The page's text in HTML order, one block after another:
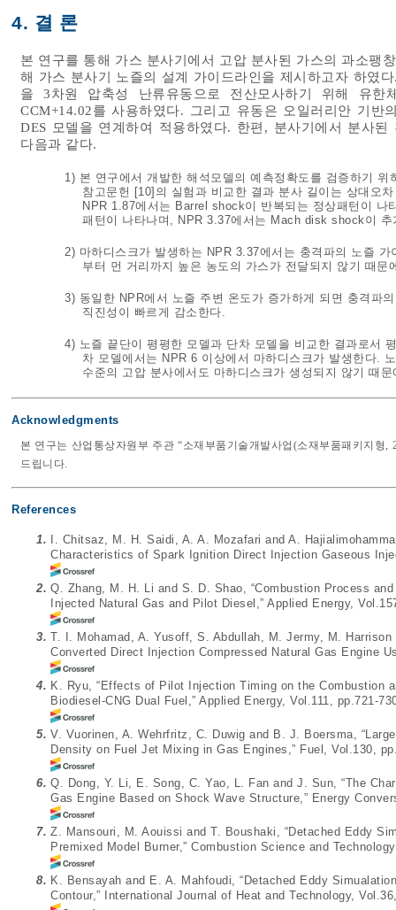
4. 결 론
본 연구를 통해 가스 분사기에서 고압 분사된 가스의 과소팽
해 가스 분사기 노즐의 설계 가이드라인을 제시하고자 하였
을 3차원 압축성 난류유동으로 전산모사하기 위해 유한
CCM+14.02를 사용하였다. 그리고 유동은 오일러리안 기반
DES 모델을 연계하여 적용하였다. 한편, 분사기에서 분사
다음과 같다.
1) 본 연구에서 개발한 해석모델의 예측정확도를 검증하기
참고문헌 [10]의 실험과 비교한 결과 분사 길이는 상대오
NPR 1.87에서는 Barrel shock이 반복되는 정상패턴이
패턴이 나타나며, NPR 3.37에서는 Mach disk shock이
2) 마하디스크가 발생하는 NPR 3.37에서는 충격파의 노즐
부터 먼 거리까지 높은 농도의 가스가 전달되지 않기 때문
3) 동일한 NPR에서 노즐 주변 온도가 증가하게 되면 충격파
직진성이 빠르게 감소한다.
4) 노즐 끝단이 평평한 모델과 단차 모델을 비교한 결과로서
차 모델에서는 NPR 6 이상에서 마하디스크가 발생한다.
수준의 고압 분사에서도 마하디스크가 생성되지 않기 때
Acknowledgments
본 연구는 산업통상자원부 주관 “소재부품기술개발사업(소재부품패키지형
드립니다.
References
1.
I. Chitsaz, M. H. Saidi, A. A. Mozafari and A.
Characteristics of Spark Ignition Direct Injection Gaseous
2. Q. Zhang, M. H. Li and S. D. Shao, “Combustion Process
Injected Natural Gas and Pilot Diesel,” Applied Energy,
3. T. I. Mohamad, A. Yusoff, S. Abdullah, M. Jermy, M.
Converted Direct Injection Compressed Natural Gas Engine
4. K. Ryu, “Effects of Pilot Injection Timing on the Combustion
Biodiesel-CNG Dual Fuel,” Applied Energy, Vol.111, pp.721-
5. V. Vuorinen, A. Wehrfritz, C. Duwig and B. J. Boersma,
Density on Fuel Jet Mixing in Gas Engines,” Fuel, Vol.130,
6. Q. Dong, Y. Li, E. Song, C. Yao, L. Fan and J. Sun, “The
Gas Engine Based on Shock Wave Structure,” Energy
7. Z. Mansouri, M. Aouissi and T. Boushaki, “Detached Eddy
Premixed Model Burner,” Combustion Science and
8. K. Bensayah and E. A. Mahfoudi, “Detached Eddy
Contour,” International Journal of Heat and Technology,